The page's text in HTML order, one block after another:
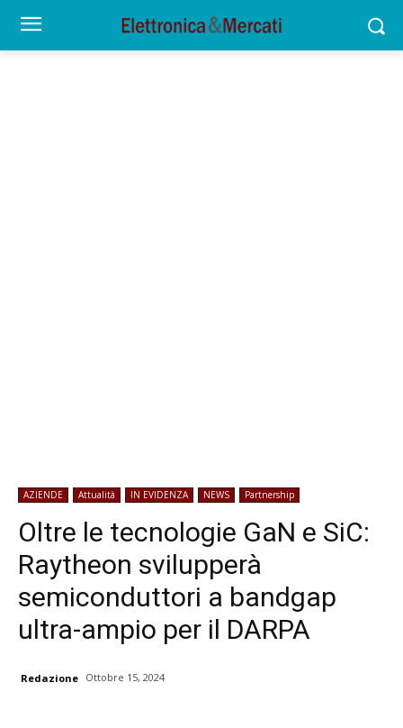
AZIENDE Attualità IN EVIDENZA NEWS Partnership
Oltre le tecnologie GaN e SiC:
Raytheon svilupperà
semiconduttori a bandgap
ultra-ampio per il DARPA
Redazione Ottobre 15, 2024